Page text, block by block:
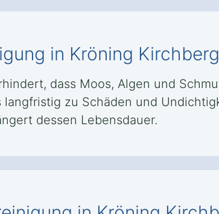
in Kröning
dass Moos, Algen und
zu Schäden und
dessen Lebensdauer.